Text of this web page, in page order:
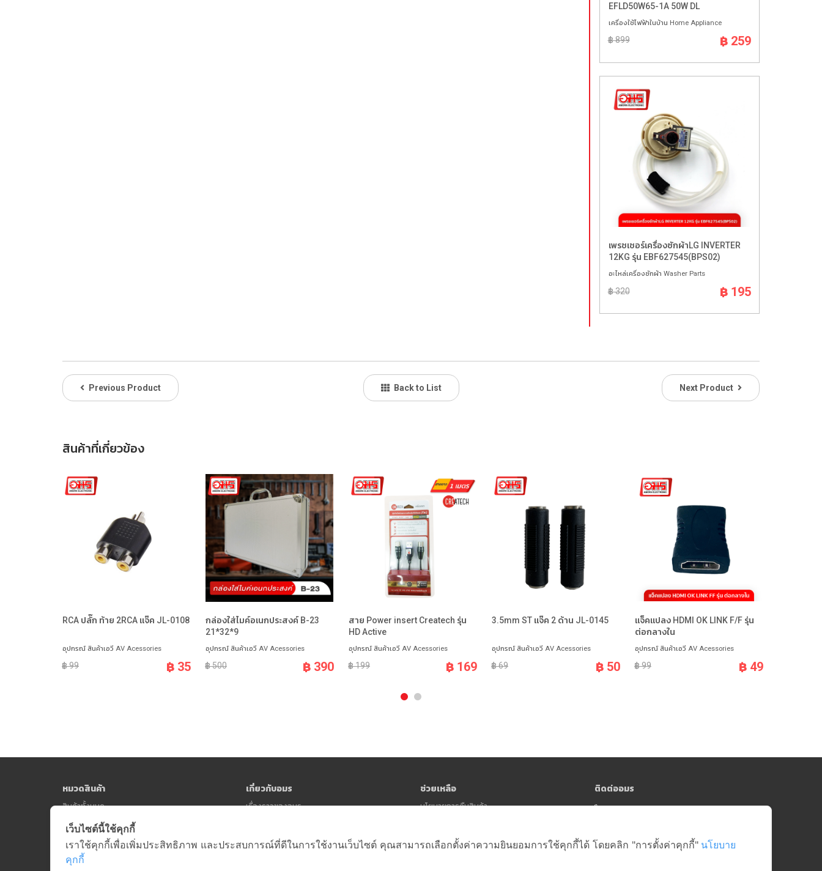
EFLD50W65-1A 50W DL
เครื่องใช้ไฟฟ้าในบ้าน Home Appliance
฿ 899 ฿ 259
เพรชเชอร์เครื่องซักผ้าLG INVERTER
12KG รุ่น EBF627545(BPS02)
อะไหล่เครื่องซักผ้า Washer Parts
฿ 320 ฿ 195
Previous Product Back to List Next Product
สินค้าที่เกี่ยวข้อง
RCA ปลั๊ก ท้าย 2RCA แจ๊ค JL-0108
อุปกรณ์ สินค้าเอวี AV Acessories
฿ 99 ฿ 35
กล่องใส่ไมค์อเนกประสงค์ B-23
21*32*9
อุปกรณ์ สินค้าเอวี AV Acessories
฿ 500 ฿ 390
สาย Power insert Createch รุ่น
HD Active
อุปกรณ์ สินค้าเอวี AV Acessories
฿ 199 ฿ 169
3.5mm ST แจ๊ค 2 ด้าน JL-0145
อุปกรณ์ สินค้าเอวี AV Acessories
฿ 69 ฿ 50
แจ็คแปลง HDMI OK LINK F/F รุ่น
ต่อกลางใน
อุปกรณ์ สินค้าเอวี AV Acessories
฿ 99 ฿ 49
หมวดสินค้า
สินค้าทั้งหมด
เกี่ยวกับอมร
เรื่องราวของอมร
ช่วยเหลือ
นโยบายการคืนสินค้า
ติดต่ออมร
064-181-0809
Head Office (คลังสินค้าสาย 5)
บริษัท อมรศูนย์รวมอะไหล่อีเล็คโทรนิคส์ จำกัด
เว็บไซต์นี้ใช้คุกกี้
เราใช้คุกกี้เพื่อเพิ่มประสิทธิภาพ และประสบการณ์ที่ดีในการใช้งานเว็บไซต์ คุณสามารถเลือกตั้งค่าความยินยอมการใช้คุกกี้ได้ โดยคลิก "การตั้งค่าคุกกี้" นโยบาย
คุกกี้